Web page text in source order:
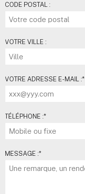
CODE POSTAL :
VOTRE VILLE :
VOTRE ADRESSE E-MAIL :*
TÉLÉPHONE :*
MESSAGE :*